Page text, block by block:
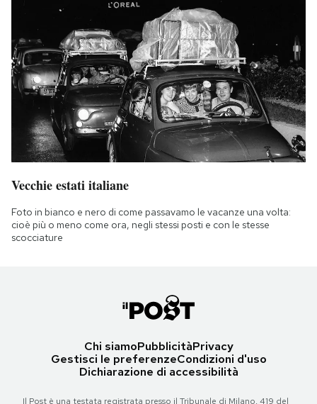
Vecchie estati italiane
Foto in bianco e nero di come passavamo le vacanze una volta:
cioè più o meno come ora, negli stessi posti e con le stesse
scocciature
Chi siamoPubblicitàPrivacy
Gestisci le preferenzeCondizioni d'uso
Dichiarazione di accessibilità
Il Post è una testata registrata presso il Tribunale di Milano, 419 del